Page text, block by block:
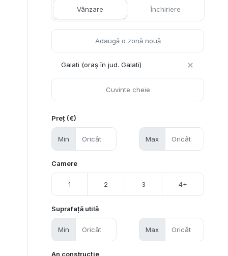
Vânzare Închiriere
Galati (oraș în jud. Galati)
Preț (€)
Min Max
Camere
1 2 3 4+
Suprafață utilă
Min Max
An construcție